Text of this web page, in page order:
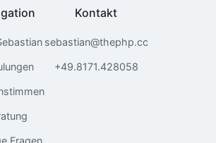
Fragen
Kontakt
sebastian@thephp.cc
+49.8171.428058